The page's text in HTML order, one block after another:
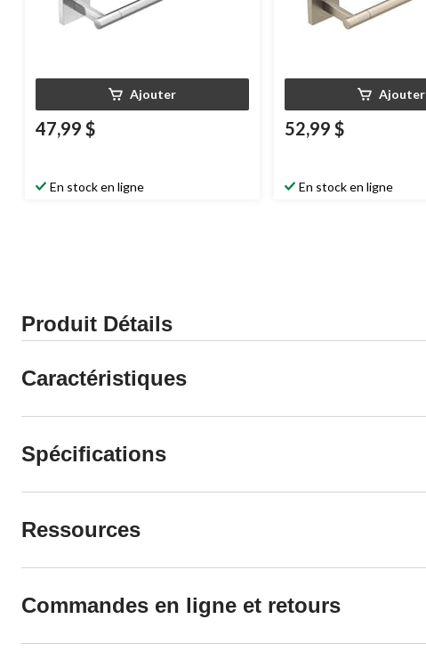
Ajouter
47,99 $
En stock en ligne
Ajouter
52,99 $
En stock en ligne
Produit Détails
Caractéristiques
Spécifications
Ressources
Commandes en ligne et retours